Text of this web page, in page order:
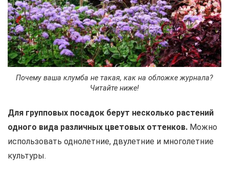
Почему ваша клумба не такая, как на обложке журнала?
Читайте ниже!
Для групповых посадок берут несколько растений
одного вида различных цветовых оттенков. Можно
использовать однолетние, двулетние и многолетние
культуры.